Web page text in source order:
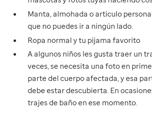
Manta, almohada o artículo
que no puedes ir a ningún lado.
Ropa normal y tu pijama favorito
A algunos niños les gusta traer un
veces, se necesita una foto en
parte del cuerpo afectada, y esa
debe estar descubierta. En
trajes de baño en ese momento.